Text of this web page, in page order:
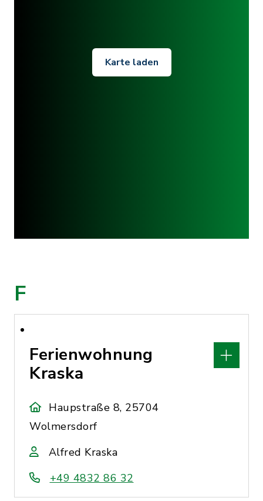
Karte laden
F
Ferienwohnung
Kraska
Haupstraße 8, 25704
Wolmersdorf
Alfred Kraska
+49 4832 86 32